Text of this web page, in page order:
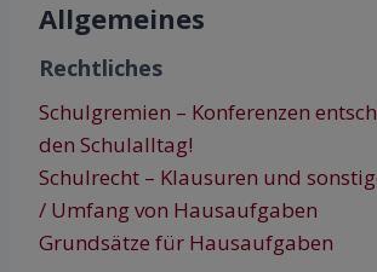
Allgemeines
Rechtliches
Schulgremien – Konferenzen
den Schulalltag!
Schulrecht – Klausuren und
/ Umfang von Hausaufgaben
Grundsätze für Hausaufgaben